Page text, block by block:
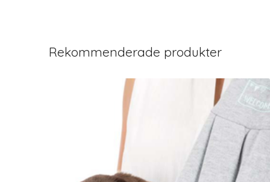
Rekommenderade produkter